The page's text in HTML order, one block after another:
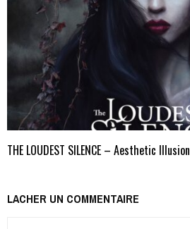
THE LOUDEST SILENCE – Aesthetic Illusion
LACHER UN COMMENTAIRE